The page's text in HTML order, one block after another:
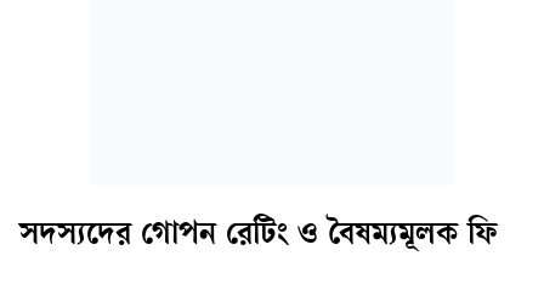
সদস্যদের গোপন রেটিং ও বৈষম্যমূলক ফি